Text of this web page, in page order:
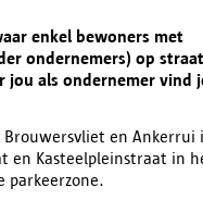
enkel bewoners met
ondernemers) op
jou als ondernemer vind
Brouwersvliet en Ankerrui
en Kasteelpleinstraat in
parkeerzone.